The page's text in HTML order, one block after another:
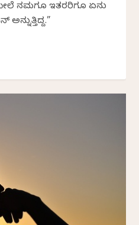
ನಮಗೂ ಇತರರಿಗೂ ಏನು
ಅನ್ನುತ್ತಿದ್ದ.”